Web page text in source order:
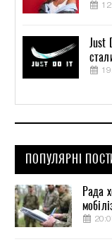
Just
ПОПУЛЯРНІ
Рада